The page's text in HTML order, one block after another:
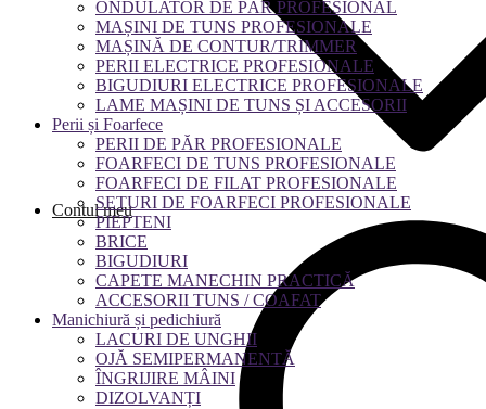
Contul meu
ONDULATOR DE PĂR PROFESIONAL
MAȘINI DE TUNS PROFESIONALE
MAȘINĂ DE CONTUR/TRIMMER
PERII ELECTRICE PROFESIONALE
BIGUDIURI ELECTRICE PROFESIONALE
LAME MAȘINI DE TUNS ȘI ACCESORII
Perii și Foarfece
PERII DE PĂR PROFESIONALE
FOARFECI DE TUNS PROFESIONALE
FOARFECI DE FILAT PROFESIONALE
SETURI DE FOARFECI PROFESIONALE
PIEPTENI
BRICE
BIGUDIURI
CAPETE MANECHIN PRACTICĂ
ACCESORII TUNS / COAFAT
Manichiură și pedichiură
LACURI DE UNGHII
OJĂ SEMIPERMANENTĂ
ÎNGRIJIRE MÂINI
DIZOLVANȚI